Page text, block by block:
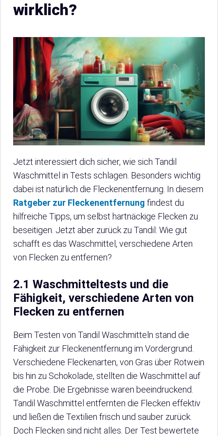
wirklich?
Jetzt interessiert dich sicher, wie sich Tandil
Waschmittel in Tests schlagen. Besonders wichtig
dabei ist natürlich die Fleckenentfernung. In diesem
Ratgeber zur Fleckenentfernung findest du
hilfreiche Tipps, um selbst hartnäckige Flecken zu
beseitigen. Jetzt aber zurück zu Tandil: Wie gut
schafft es das Waschmittel, verschiedene Arten
von Flecken zu entfernen?
2.1 Waschmitteltests und die
Fähigkeit, verschiedene Arten von
Flecken zu entfernen
Beim Testen von Tandil Waschmitteln stand die
Fähigkeit zur Fleckenentfernung im Vordergrund.
Verschiedene Fleckenarten, von Gras über Rotwein
bis hin zu Schokolade, stellten die Waschmittel auf
die Probe. Die Ergebnisse waren beeindruckend.
Tandil Waschmittel entfernten die Flecken effektiv
und ließen die Textilien frisch und sauber zurück.
Doch Flecken sind nicht alles. Der Test bewertete